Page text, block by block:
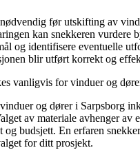
før utskifting av
kan snekkeren vurdere
og identifisere eventuelle
blir utført korrekt og
vanligvis for vinduer og
og dører i Sarpsborg
av materiale avhenger av
og budsjett. En erfaren
for ditt prosjekt.